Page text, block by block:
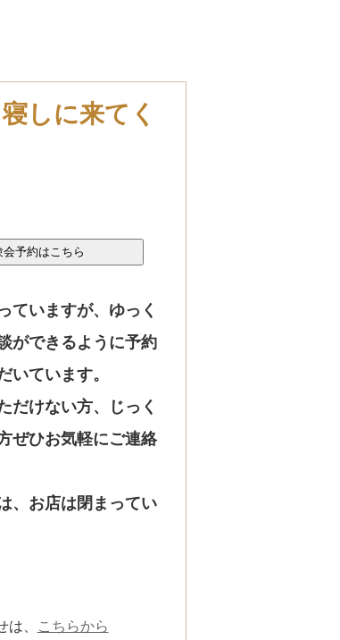
しに来てく
ていますが、ゆっく
ができるように予約
いています。
だけない方、じっく
ぜひお気軽にご連絡
、お店は閉まってい
、 こちらから